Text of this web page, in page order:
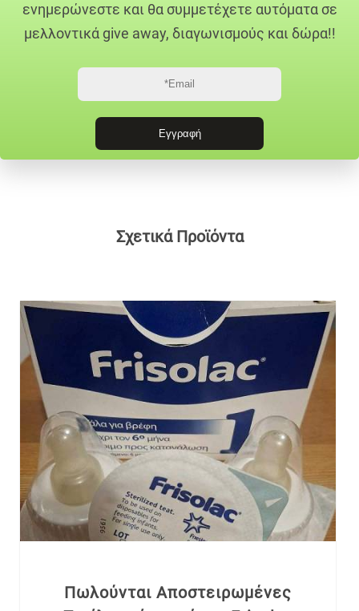
ενημερώνεστε και θα συμμετέχετε αυτόματα σε
μελλοντικά give away, διαγωνισμούς και δώρα!!
Σχετικά Προϊόντα
Πωλούνται Αποστειρωμένες